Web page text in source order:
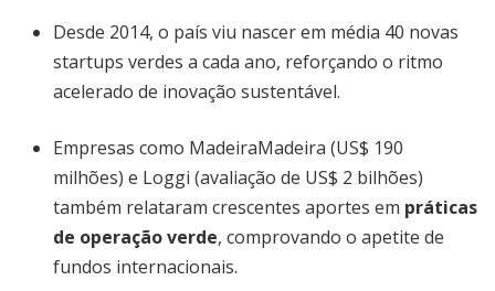
Desde 2014, o país viu nascer em média 40 novas
startups verdes a cada ano, reforçando o ritmo
acelerado de inovação sustentável.
Empresas como MadeiraMadeira (US$ 190
milhões) e Loggi (avaliação de US$ 2 bilhões)
também relataram crescentes aportes em práticas
de operação verde, comprovando o apetite de
fundos internacionais.